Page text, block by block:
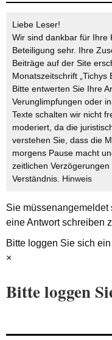
Liebe Leser!
Wir sind dankbar für Ihre
Beteiligung sehr. Ihre
Beiträge auf der Site
Monatszeitschrift „Tichys
Bitte entwerten Sie Ihre
Verunglimpfungen oder
Texte schalten wir nicht
moderiert, da die
verstehen Sie, dass die
morgens Pause macht
zeitlichen
Verständnis. Hinweis
Sie müssenangemeldet
eine Antwort schreiben
Bitte loggen Sie sich ein
×
Bitte loggen